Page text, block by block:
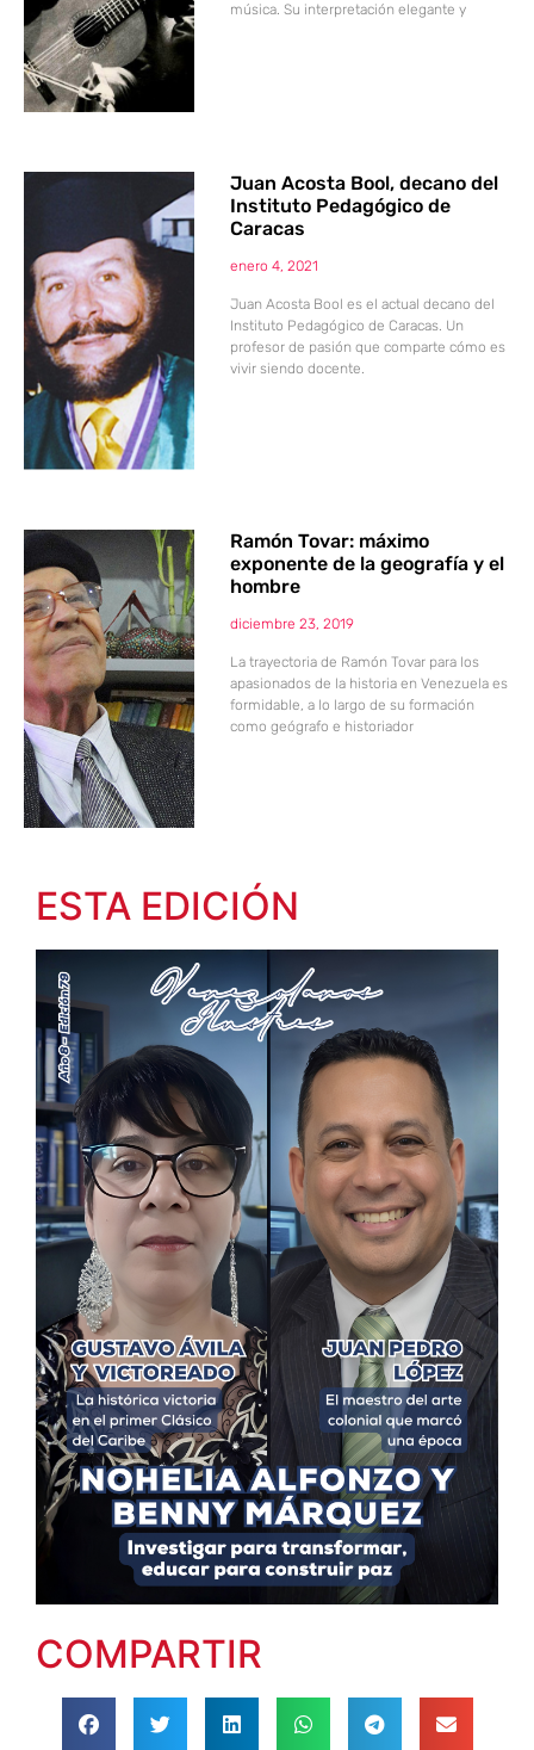
música. Su interpretación elegante y
Juan Acosta Bool, decano del
Instituto Pedagógico de
Caracas
enero 4, 2021
Juan Acosta Bool es el actual decano del
Instituto Pedagógico de Caracas. Un
profesor de pasión que comparte cómo es
vivir siendo docente.
Ramón Tovar: máximo
exponente de la geografía y el
hombre
diciembre 23, 2019
La trayectoria de Ramón Tovar para los
apasionados de la historia en Venezuela es
formidable, a lo largo de su formación
como geógrafo e historiador
ESTA EDICIÓN
COMPARTIR